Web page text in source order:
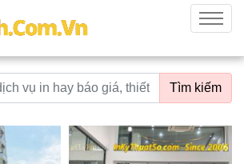
Menu
Tìm kiếm